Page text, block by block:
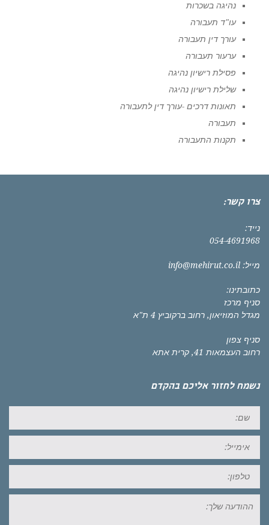
נהיגה בשכרות
עו"ד תעבורה
עורך דין תעבורה
ערעור תעבורה
פסילת רישיון נהיגה
שלילת רישיון נהיגה
תאונות דרכים -עורך דין לתעבורה
תעבורה
תקנות התעבורה
צרו קשר:
נייד:
054-4691968
מייל: info@mehirut.co.il
כתובתינו:
סניף מרכז
מגדל המוזיאון, רחוב ברקוביץ 4 ת"א
סניף צפון
רחוב העצמאות 41, קרית אתא
נשמח לחזור אליכם בהקדם
שלך: